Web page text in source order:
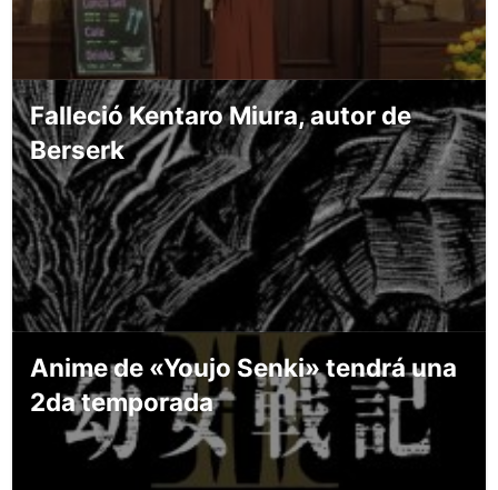
Falleció Kentaro Miura, autor de
Berserk
Anime de «Youjo Senki» tendrá una
2da temporada